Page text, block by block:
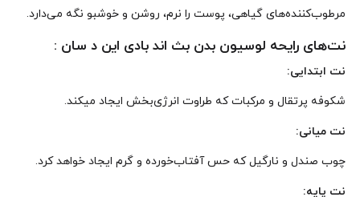
مرطوب‌کننده‌های گیاهی، پوست را نرم، روشن و خوشبو نگه می‌دارد.
نت‌های رایحه لوسیون بدن بث اند بادی این د سان :
نت ابتدایی:
شکوفه پرتقال و مرکبات که طراوت انرژی‌بخش ایجاد میکند.
نت میانی:
چوب صندل و نارگیل که حس آفتاب‌خورده و گرم ایجاد خواهد کرد.
نت پایه: